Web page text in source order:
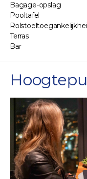
Bagage-opslag
Pooltafel
Terras
Bar